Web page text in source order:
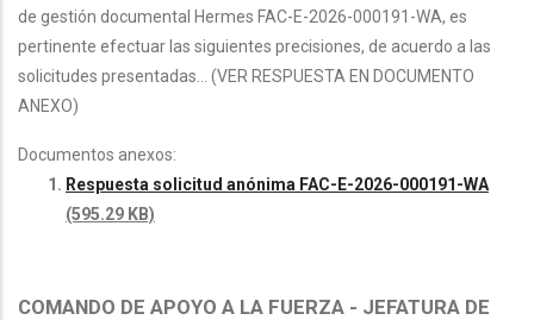
de gestión documental Hermes FAC-E-2026-000191-WA, es
pertinente efectuar las siguientes precisiones, de acuerdo a las
solicitudes presentadas... (VER RESPUESTA EN DOCUMENTO
ANEXO)
Documentos anexos:
Respuesta solicitud anónima FAC-E-2026-000191-WA
(595.29 KB)
COMANDO DE APOYO A LA FUERZA - JEFATURA DE